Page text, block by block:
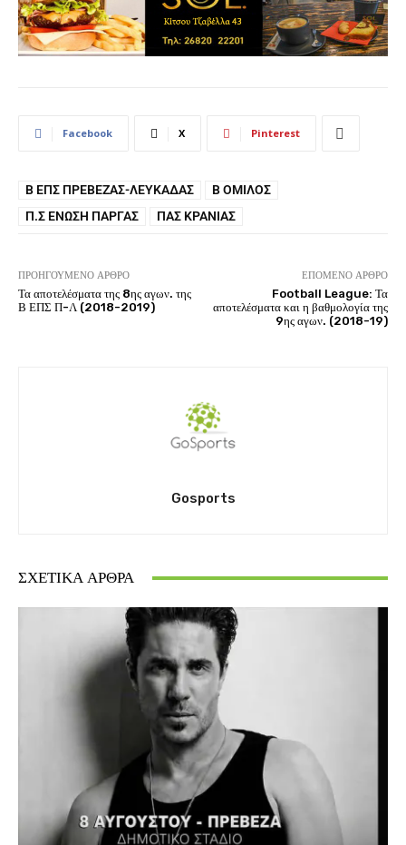
Facebook X Pinterest
Β ΕΠΣ ΠΡΈΒΕΖΑΣ-ΛΕΥΚΆΔΑΣ
Β ΟΜΙΛΟΣ
Π.Σ ΈΝΩΣΗ ΠΆΡΓΑΣ
ΠΑΣ ΚΡΑΝΙΆΣ
ΠΡΟΗΓΟΎΜΕΝΟ ΆΡΘΡΟ
Τα αποτελέσματα της 8ης αγων. της
Β ΕΠΣ Π-Λ (2018-2019)
ΕΠΌΜΕΝΟ ΆΡΘΡΟ
Football League: Τα
αποτελέσματα και η βαθμολογία της
9ης αγων. (2018-19)
Gosports
ΣΧΕΤΙΚΆ ΆΡΘΡΑ